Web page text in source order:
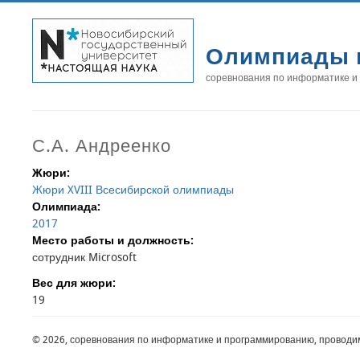
Олимпиады
соревнования по информатике
С.А. Андреенко
Жюри:
Жюри XVIII Всесибирской олимпиады
Олимпиада:
2017
Место работы и должность:
сотрудник Microsoft
Вес для жюри:
19
© 2026, соревнования по информатике и программированию,